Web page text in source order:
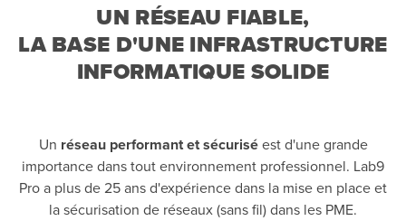
UN RÉSEAU FIABLE,
LA BASE D'UNE INFRASTRUCTURE
INFORMATIQUE SOLIDE
Un réseau performant et sécuriséest d'une grande
importance dans tout environnement professionnel. Lab9
Pro a plus de 25 ans d'expérience dans la mise en place et
la sécurisation de réseaux (sans fil) dans les PME.